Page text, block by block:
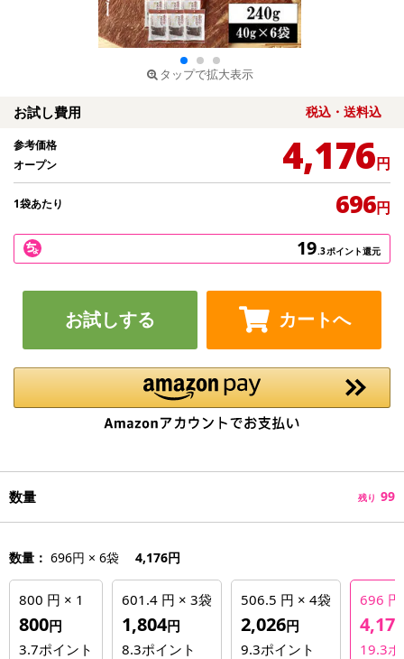
タップで拡大表示
お試し費用 税込・送料込
参考価格
オープン
4,176円
1袋あたり 696円
19.3ポイント還元
お試しする カートへ
数量 残り 99
数量： 696円 × 6袋 4,176円
800 円 × 1
800円
3.7ポイント
601.4 円 × 3袋
1,804円
8.3ポイント
506.5 円 × 4袋
2,026円
9.3ポイント
696
4,176
19.3